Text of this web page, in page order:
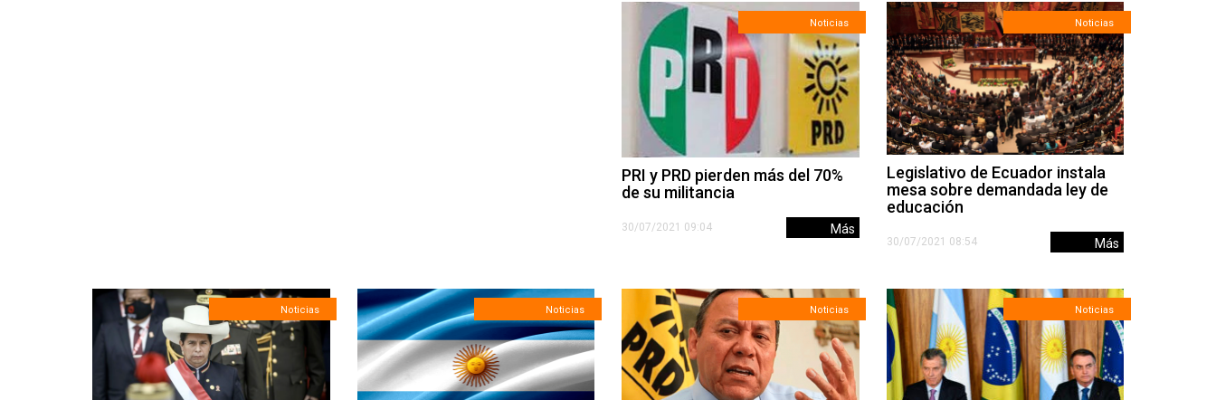
Noticias
PRI y PRD pierden más del 70%
de su militancia
30/07/2021 09:04 Más
Noticias
Legislativo de Ecuador instala
mesa sobre demandada ley de
educación
30/07/2021 08:54 Más
Noticias Noticias Noticias Noticias